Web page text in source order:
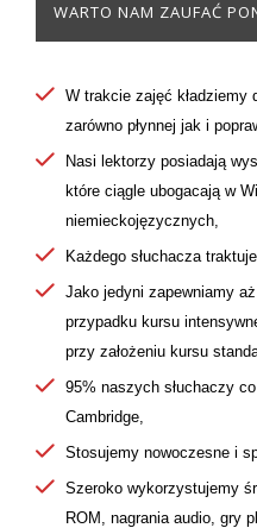
WARTO NAM ZAUFAĆ
W trakcie zajęć kładziemy
zarówno płynnej jak i
Nasi lektorzy posiadają
które ciągle ubogacają w
niemieckojęzycznych,
Każdego słuchacza
Jako jedyni zapewniamy
przypadku kursu
przy założeniu kursu
95% naszych słuchaczy
Cambridge,
Stosujemy nowoczesne i
Szeroko wykorzystujemy
ROM, nagrania audio, gry